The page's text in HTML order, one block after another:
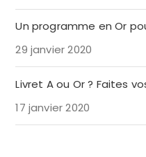
Un programme en Or
29 janvier 2020
Livret A ou Or ? Faites
17 janvier 2020